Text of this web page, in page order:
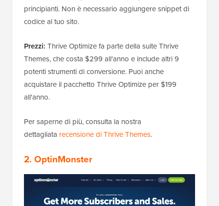
principianti. Non è necessario aggiungere snippet di
codice al tuo sito.
Prezzi: Thrive Optimize fa parte della suite Thrive
Themes, che costa $299 all'anno e include altri 9
potenti strumenti di conversione. Puoi anche
acquistare il pacchetto Thrive Optimize per $199
all'anno.
Per saperne di più, consulta la nostra
dettagliata recensione di Thrive Themes.
2. OptinMonster